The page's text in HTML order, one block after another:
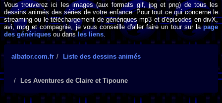
Vous trouverez ici les images (aux formats gif, jpg et png) de tous les
dessins animés des séries de votre enfance. Pour tout ce qui concerne le
streaming ou le téléchargement de génériques mp3 et d'épisodes en divX,
avi, mpg et compagnie, je vous conseille d'aller faire un tour sur lapage
des génériques ou dans les liens
albator.com.fr Liste des dessins animés
Les Aventures de Claire et Tipoune